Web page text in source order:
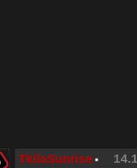
TkilaSunrise